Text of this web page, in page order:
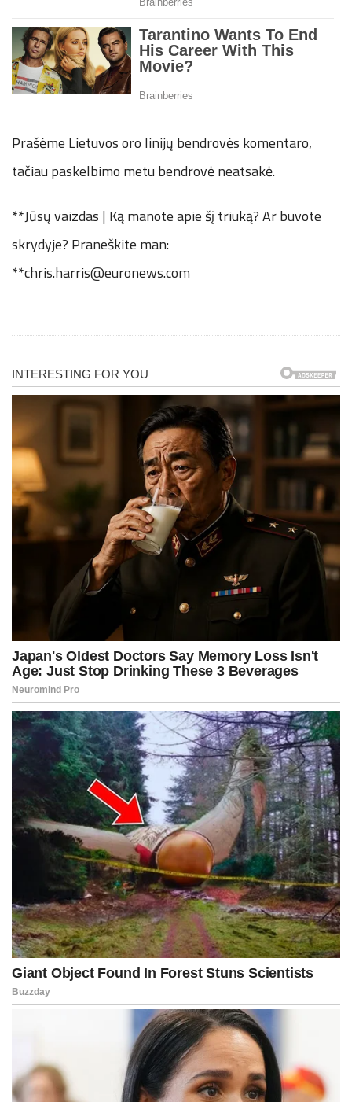
Prašėme Lietuvos oro linijų bendrovės komentaro,
tačiau paskelbimo metu bendrovė neatsakė.
**Jūsų vaizdas | Ką manote apie šį triuką? Ar buvote
skrydyje? Praneškite man:
**chris.harris@euronews.com